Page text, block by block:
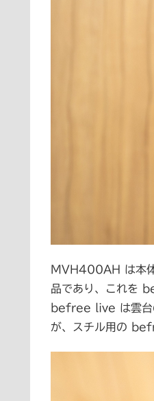
MVH400AH は本体
品であり、これを
befree live は雲台
が、スチル用の